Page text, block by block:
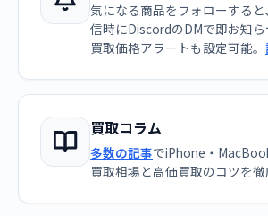
気になる商品をフォローする
信時にDiscordのDMで即お知
買取価格アラートも設定可能。
買取コラム
多数の記事でiPhone・
買取相場と高価買取のコツを徹